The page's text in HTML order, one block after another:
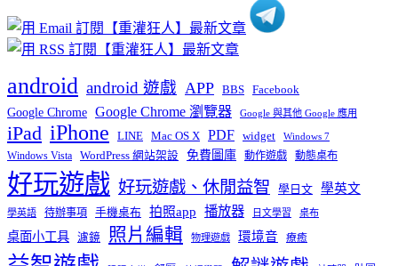
android android 遊戲 APP BBS Facebook
Google Chrome Google Chrome 瀏覽器 Google 與其他 Google 應用
iPad iPhone LINE Mac OS X PDF widget Windows 7
Windows Vista WordPress 網站架設 免費圖庫 動作遊戲 動態桌布
好玩遊戲 好玩遊戲、休閒益智 學日文 學英文
學英語 待辦事項 手機桌布 拍照app 播放器 日文學習 桌布
桌面小工具 濾鏡 照片編輯 物理遊戲 環境音 療癒